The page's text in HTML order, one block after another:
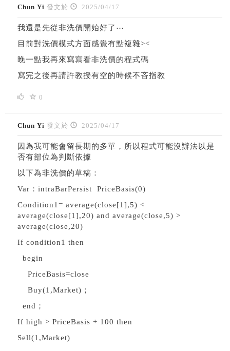
Chun Yi 發文於 2025/04/17
我還是先從非洗價開始好了⋯
目前對洗價模式方面感覺有點複雜><
晚一點我再來寫寫看非洗價的程式碼
寫完之後再請許教授有空的時候不吝指教
0
Chun Yi 發文於 2025/04/17
因為我可能會留長期的多單，所以程式可能沒辦法以是
否有部位為判斷依據
以下為非洗價的草稿：
Var：intraBarPersist PriceBasis(0)
Condition1= average(close[1],5) <
average(close[1],20) and average(close,5) >
average(close,20)
If condition1 then
begin
PriceBasis=close
Buy(1,Market)；
end；
If high > PriceBasis + 100 then
Sell(1,Market)